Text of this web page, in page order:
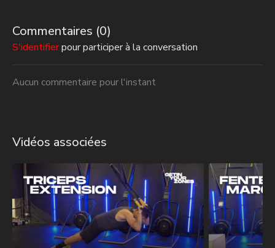
Commentaires (0)
S'identifierpour participer à la conversation
Aucun commentaire pour l'instant
Vidéos associées